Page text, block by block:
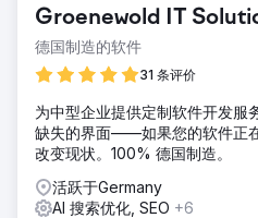
Groenewold IT
德国制造的软件
31 条评价
为中型企业提供定制软件开发服
缺失的界面——如果您的软件正
改变现状。100% 德国制造。
活跃于Germany
AI 搜索优化, SEO +6